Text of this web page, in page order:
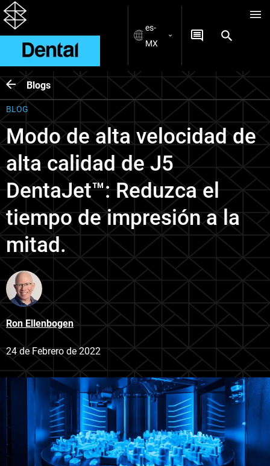
es-
MX
Blogs
BLOG
Modo de alta velocidad de
alta calidad de J5
DentaJet™: Reduzca el
tiempo de impresión a la
mitad.
Ron Ellenbogen
24 de Febrero de 2022